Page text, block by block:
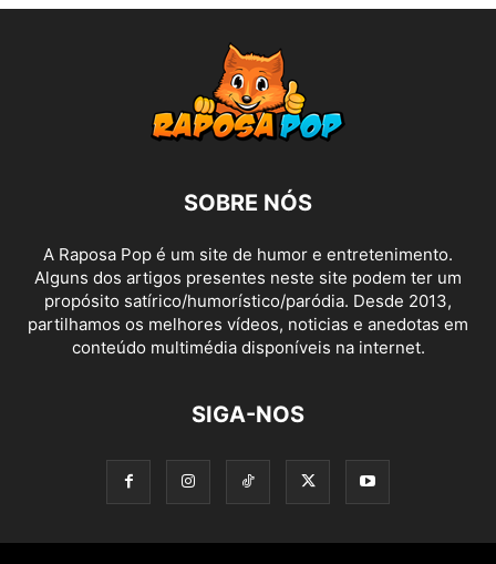
SOBRE NÓS
A Raposa Pop é um site de humor e entretenimento.
Alguns dos artigos presentes neste site podem ter um
propósito satírico/humorístico/paródia. Desde 2013,
partilhamos os melhores vídeos, noticias e anedotas em
conteúdo multimédia disponíveis na internet.
SIGA-NOS